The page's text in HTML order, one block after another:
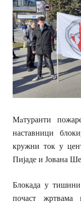
Maтуранти
наставници
кружни ток у
Пијаде и Јована
Блокада у тишини
почаст жртвама